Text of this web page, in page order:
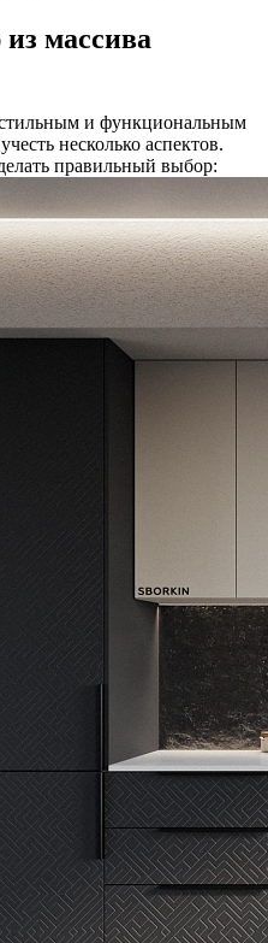
массива
и функциональным
несколько аспектов.
правильный выбор: